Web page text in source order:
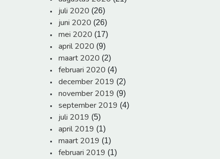
juli 2020 (26)
juni 2020 (26)
mei 2020 (17)
april 2020 (9)
maart 2020 (2)
februari 2020 (4)
december 2019 (2)
november 2019 (9)
september 2019 (4)
juli 2019 (5)
april 2019 (1)
maart 2019 (1)
februari 2019 (1)